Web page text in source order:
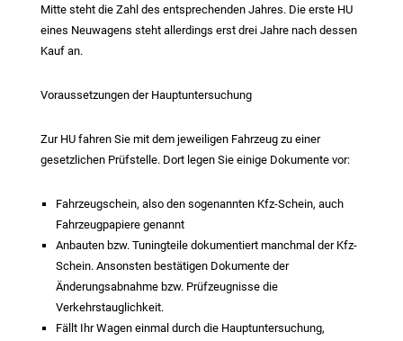
Mitte steht die Zahl des entsprechenden Jahres. Die erste HU
eines Neuwagens steht allerdings erst drei Jahre nach dessen
Kauf an.
Voraussetzungen der Hauptuntersuchung
Zur HU fahren Sie mit dem jeweiligen Fahrzeug zu einer
gesetzlichen Prüfstelle. Dort legen Sie einige Dokumente vor:
Fahrzeugschein, also den sogenannten Kfz-Schein, auch
Fahrzeugpapiere genannt
Anbauten bzw. Tuningteile dokumentiert manchmal der Kfz-
Schein. Ansonsten bestätigen Dokumente der
Änderungsabnahme bzw. Prüfzeugnisse die
Verkehrstauglichkeit.
Fällt Ihr Wagen einmal durch die Hauptuntersuchung,